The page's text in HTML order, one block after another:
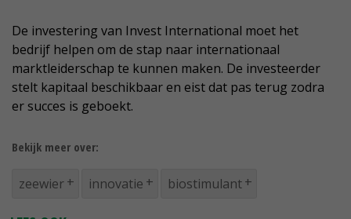
De investering van Invest International moet het
bedrijf helpen om de stap naar internationaal
marktleiderschap te kunnen maken. De investeerder
stelt kapitaal beschikbaar en eist dat pas terug zodra
er succes is geboekt.
Bekijk meer over:
zeewier innovatie biostimulant